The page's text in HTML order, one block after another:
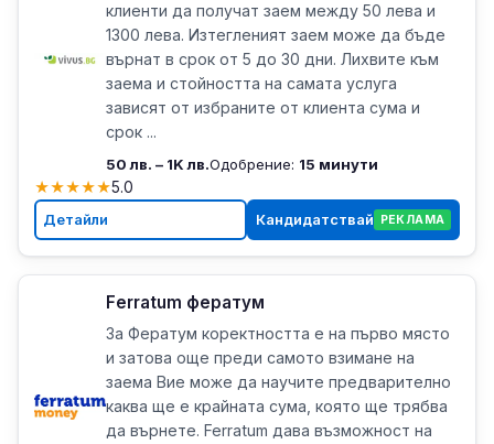
клиенти да получат заем между 50 лева и
1300 лева. Изтегленият заем може да бъде
върнат в срок от 5 до 30 дни. Лихвите към
заема и стойността на самата услуга
зависят от избраните от клиента сума и
срок ...
50 лв. – 1K лв.Одобрение: 15 минути
★★★★★5.0
Детайли Кандидатствай РЕКЛАМА
Ferratum фератум
За Фератум коректността е на първо място
и затова още преди самото взимане на
заема Вие може да научите предварително
каква ще е крайната сума, която ще трябва
да върнете. Ferratum дава възможност на